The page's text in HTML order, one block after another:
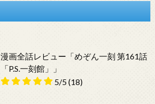
漫画全話レビュー「めぞん一刻 第161話
「P.S.一刻館」」
5/5(18)